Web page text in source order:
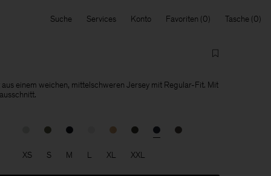
Suche Services Konto Favoriten Tasche
aus einem weichen, mittelschweren Jersey mit Regular-Fit. Mit
XS S M L XL XXL